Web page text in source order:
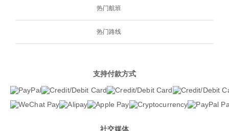
热门航班
热门路线
支持付款方式
社交媒体